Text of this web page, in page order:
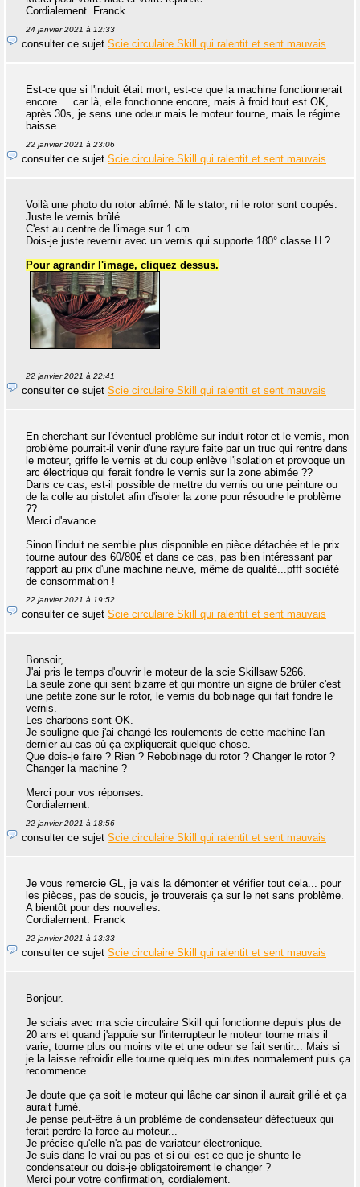
Cordialement. Franck
24 janvier 2021 à 12:33
consulter ce sujet Scie circulaire Skill qui ralentit et sent mauvais
Est-ce que si l'induit était mort, est-ce que la machine fonctionnerait
encore.... car là, elle fonctionne encore, mais à froid tout est OK,
après 30s, je sens une odeur mais le moteur tourne, mais le régime
baisse.
22 janvier 2021 à 23:06
consulter ce sujet Scie circulaire Skill qui ralentit et sent mauvais
Voilà une photo du rotor abîmé. Ni le stator, ni le rotor sont coupés.
Juste le vernis brûlé.
C'est au centre de l'image sur 1 cm.
Dois-je juste revernir avec un vernis qui supporte 180° classe H ?
Pour agrandir l'image, cliquez dessus.
22 janvier 2021 à 22:41
consulter ce sujet Scie circulaire Skill qui ralentit et sent mauvais
En cherchant sur l'éventuel problème sur induit rotor et le vernis, mon
problème pourrait-il venir d'une rayure faite par un truc qui rentre dans
le moteur, griffe le vernis et du coup enlève l'isolation et provoque un
arc électrique qui ferait fondre le vernis sur la zone abimée ??
Dans ce cas, est-il possible de mettre du vernis ou une peinture ou
de la colle au pistolet afin d'isoler la zone pour résoudre le problème
??
Merci d'avance.
Sinon l'induit ne semble plus disponible en pièce détachée et le prix
tourne autour des 60/80€ et dans ce cas, pas bien intéressant par
rapport au prix d'une machine neuve, même de qualité...pfff société
de consommation !
22 janvier 2021 à 19:52
consulter ce sujet Scie circulaire Skill qui ralentit et sent mauvais
Bonsoir,
J'ai pris le temps d'ouvrir le moteur de la scie Skillsaw 5266.
La seule zone qui sent bizarre et qui montre un signe de brûler c'est
une petite zone sur le rotor, le vernis du bobinage qui fait fondre le
vernis.
Les charbons sont OK.
Je souligne que j'ai changé les roulements de cette machine l'an
dernier au cas où ça expliquerait quelque chose.
Que dois-je faire ? Rien ? Rebobinage du rotor ? Changer le rotor ?
Changer la machine ?
Merci pour vos réponses.
Cordialement.
22 janvier 2021 à 18:56
consulter ce sujet Scie circulaire Skill qui ralentit et sent mauvais
Je vous remercie GL, je vais la démonter et vérifier tout cela... pour
les pièces, pas de soucis, je trouverais ça sur le net sans problème.
A bientôt pour des nouvelles.
Cordialement. Franck
22 janvier 2021 à 13:33
consulter ce sujet Scie circulaire Skill qui ralentit et sent mauvais
Bonjour.
Je sciais avec ma scie circulaire Skill qui fonctionne depuis plus de
20 ans et quand j'appuie sur l'interrupteur le moteur tourne mais il
varie, tourne plus ou moins vite et une odeur se fait sentir... Mais si
je la laisse refroidir elle tourne quelques minutes normalement puis ça
recommence.
Je doute que ça soit le moteur qui lâche car sinon il aurait grillé et ça
aurait fumé.
Je pense peut-être à un problème de condensateur défectueux qui
ferait perdre la force au moteur...
Je précise qu'elle n'a pas de variateur électronique.
Je suis dans le vrai ou pas et si oui est-ce que je shunte le
condensateur ou dois-je obligatoirement le changer ?
Merci pour votre confirmation, cordialement.